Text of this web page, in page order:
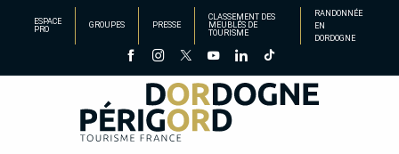
principal
ESPACE
PRO
GROUPES PRESSE
CLASSEMENT DES
MEUBLÉS DE
TOURISME
RANDONNÉE
EN
DORDOGNE